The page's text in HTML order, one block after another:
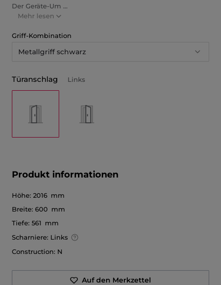
Der Geräte-Um ...
Mehr lesen
Griff-Kombination
Metallgriff schwarz
Türanschlag Links
Produkt informationen
Höhe: 2016 mm
Breite: 600 mm
Tiefe: 561 mm
Scharniere: Links
Construction: N
Auf den Merkzettel